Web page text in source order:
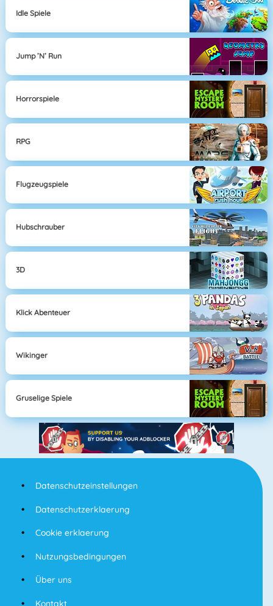
Idle Spiele
Jump ’n’ Run
Horrorspiele
RPG
Flugzeugspiele
Hubschrauber
3D
Klick Abenteuer
Wikinger
Gruselige Spiele
Datenschutzeinstellungen
Datenschutzerklaerung
Cookie erklaerung
Nutzungsbedingungen
Über uns
Kontakt